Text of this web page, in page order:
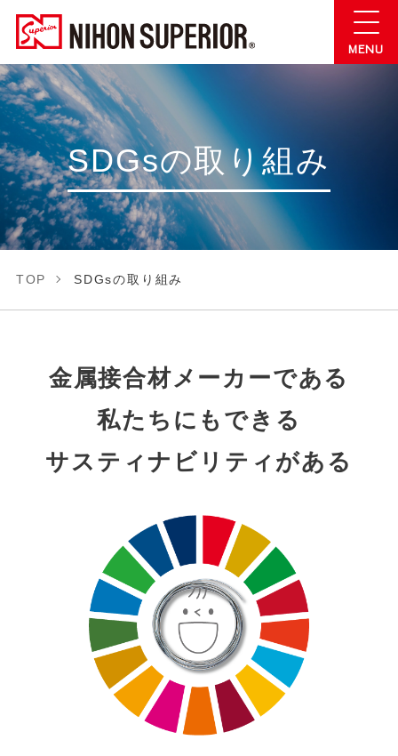
SDGsの取り組み
TOP SDGsの取り組み
金属接合材メーカーである
私たちにもできる
サスティナビリティがある